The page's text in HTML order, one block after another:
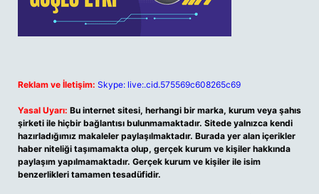
Reklam ve İletişim: Skype: live:.cid.575569c608265c69
Yasal Uyarı: Bu internet sitesi, herhangi bir marka, kurum veya şahıs
şirketi ile hiçbir bağlantısı bulunmamaktadır. Sitede yalnızca kendi
hazırladığımız makaleler paylaşılmaktadır. Burada yer alan içerikler
haber niteliği taşımamakta olup, gerçek kurum ve kişiler hakkında
paylaşım yapılmamaktadır. Gerçek kurum ve kişiler ile isim
benzerlikleri tamamen tesadüfidir.